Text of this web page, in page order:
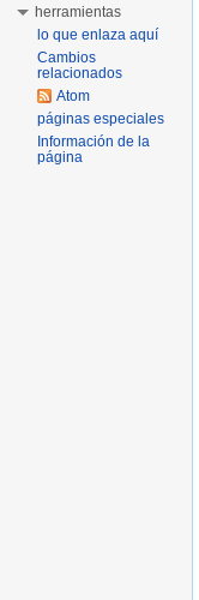
herramientas
lo que enlaza aquí
Cambios
relacionados
Atom
páginas especiales
Información de la
página